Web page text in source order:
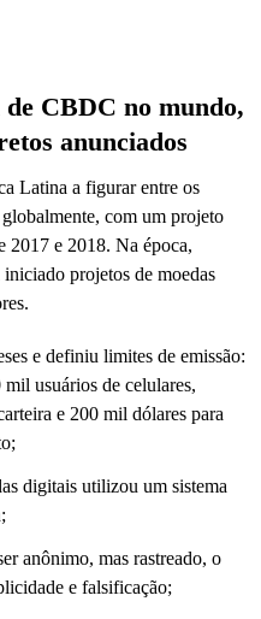
CBDC no mundo,
anunciados
Latina a figurar entre os
com um projeto
2017 e 2018. Na época,
projetos de moedas
e definiu limites de emissão:
usuários de celulares,
e 200 mil dólares para
digitais utilizou um sistema
anônimo, mas rastreado, o
e falsificação;